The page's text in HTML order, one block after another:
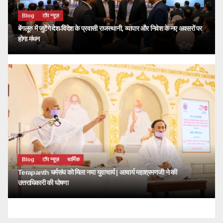
Blog टॉप न्यूज़
बेंगलूरु में जुटेंगे देश-विदेश के प्रवासी राजस्थानी, व्यापार और निवेश के नए अवसरों पर
होगा मंथन
Blog टॉप न्यूज़ धार्मिक
Terapanth धर्मसंघ को मिला नया युवाचार्य | आचार्य महाश्रमणजी ने की
उत्तराधिकारी की घोषणा